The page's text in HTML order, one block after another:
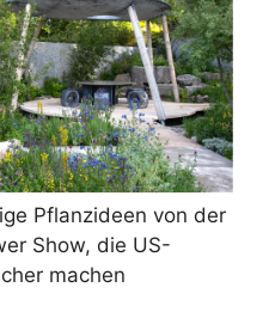
Pflanzideen von der
Show, die US-
machen